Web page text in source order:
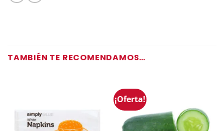
TAMBIÉN TE RECOMENDAMOS…
¡Oferta!